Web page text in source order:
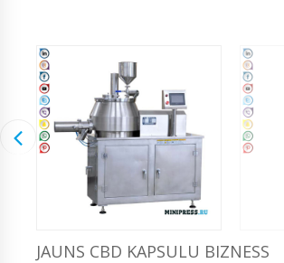
JAUNS CBD KAPSULU BIZNESS